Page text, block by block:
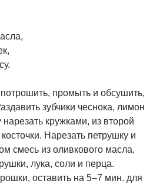
промыть и обсушить,
зубчики чеснока, лимон
нарезать кружками, из второй
Нарезать петрушку и
смесь из оливкового масла,
лука, соли и перца.
оставить на 5–7 мин. для